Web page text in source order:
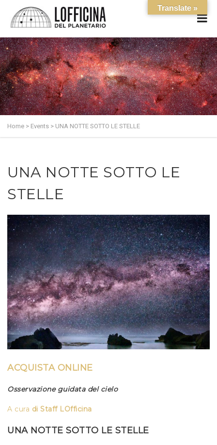
Home > Events > UNA NOTTE SOTTO LE STELLE
UNA NOTTE SOTTO LE
STELLE
ACQUISTA ONLINE
Osservazione guidata del cielo
A cura di Staff LOfficina
UNA NOTTE SOTTO LE STELLE
Translate »